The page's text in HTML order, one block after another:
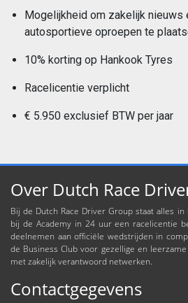
Mogelijkheid om zakelijk nieuws
autosportieve oproepen te
10% korting op Hankook Tyres
Racelicentie verplicht
€ 5.950 exclusief BTW per jaar
Over Dutch Race
Bij de Dutch Race Driver Group staat alles
bij de Academy in 24 uur een racelicentie
deelnemen aan officiële wedstrijden in
de Business Club voor gezellige en
met zakelijk verantwoord netwerken.
Contactgegevens